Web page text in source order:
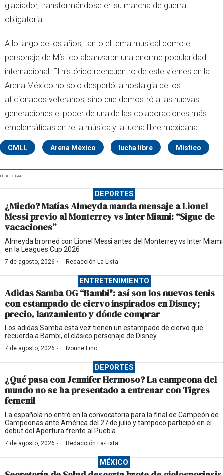
gladiador, transformándose en su marcha de guerra
obligatoria.
A lo largo de los años, tanto el tema musical como el
personaje de Místico alcanzaron una enorme popularidad
internacional. El histórico reencuentro de este viernes en la
Arena México no solo despertó la nostalgia de los
aficionados veteranos, sino que demostró a las nuevas
generaciones el poder de una de las colaboraciones más
emblemáticas entre la música y la lucha libre mexicana.
CMLL Arena México lucha libre Místico
PUBLICIDAD
DEPORTES
¿Miedo? Matías Almeyda manda mensaje a Lionel
Messi previo al Monterrey vs Inter Miami: “Sigue de
vacaciones”
Almeyda bromeó con Lionel Messi antes del Monterrey vs Inter Miami
en la Leagues Cup 2026
7 de agosto, 2026 · Redacción La-Lista
ENTRETENIMIENTO
Adidas Samba OG “Bambi": así son los nuevos tenis
con estampado de ciervo inspirados en Disney;
precio, lanzamiento y dónde comprar
Los adidas Samba esta vez tienen un estampado de ciervo que
recuerda a Bambi, el clásico personaje de Disney.
7 de agosto, 2026 · Ivonne Lino
DEPORTES
¿Qué pasa con Jennifer Hermoso? La campeona del
mundo no se ha presentado a entrenar con Tigres
femenil
La española no entró en la convocatoria para la final de Campeón de
Campeonas ante América del 27 de julio y tampoco participó en el
debut del Apertura frente al Puebla
7 de agosto, 2026 · Redacción La-Lista
MÉXICO